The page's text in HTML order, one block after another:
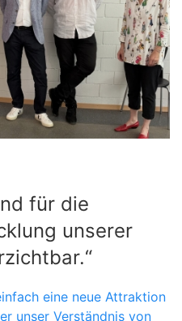
für die
unserer
eine neue Attraktion
unser Verständnis von